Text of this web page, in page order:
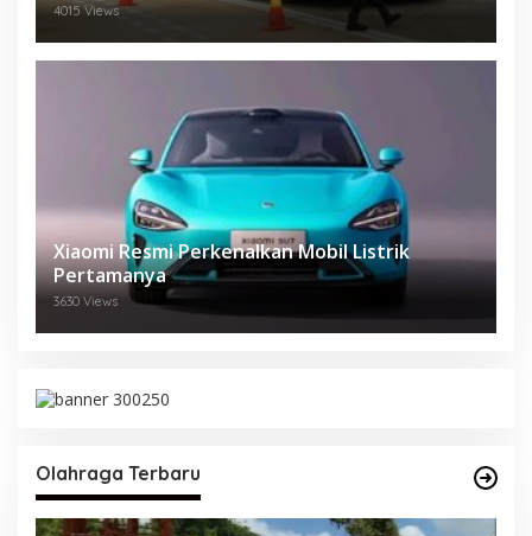
4015 Views
Xiaomi Resmi Perkenalkan Mobil Listrik
Pertamanya
3630 Views
Olahraga Terbaru